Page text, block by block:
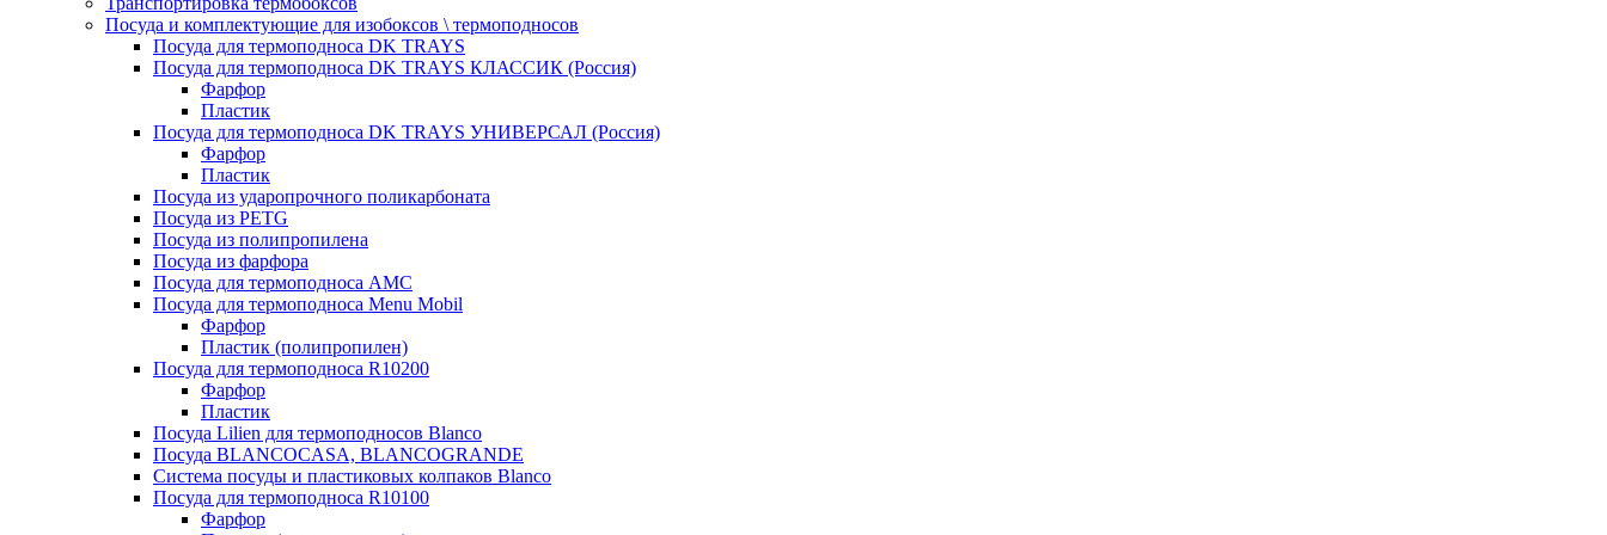
Посуда и комплектующие для изобоксов \ термоподносов
Посуда для термоподноса DK TRAYS
Посуда для термоподноса DK TRAYS КЛАССИК (Россия)
Фарфор
Пластик
Посуда для термоподноса DK TRAYS УНИВЕРСАЛ (Россия)
Фарфор
Пластик
Посуда из ударопрочного поликарбоната
Посуда из PETG
Посуда из полипропилена
Посуда из фарфора
Посуда для термоподноса AMC
Посуда для термоподноса Menu Mobil
Фарфор
Пластик (полипропилен)
Посуда для термоподноса R10200
Фарфор
Пластик
Посуда Lilien для термоподносов Blanco
Посуда BLANCOCASA, BLANCOGRANDE
Система посуды и пластиковых колпаков Blanco
Посуда для термоподноса R10100
Фарфор